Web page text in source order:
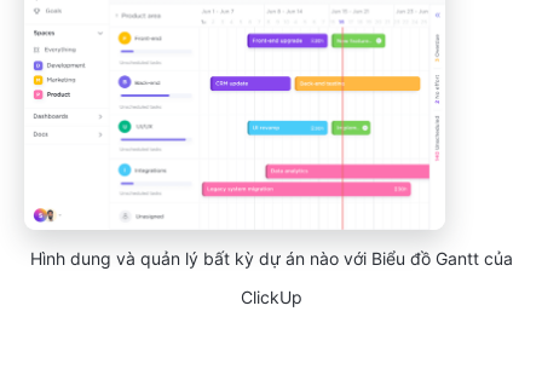
Hình dung và quản lý bất kỳ dự án nào với Biểu đồ Gantt của
ClickUp